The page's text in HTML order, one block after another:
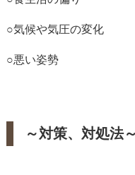
○気候や気圧の変化
○悪い姿勢
～対策、対処法～